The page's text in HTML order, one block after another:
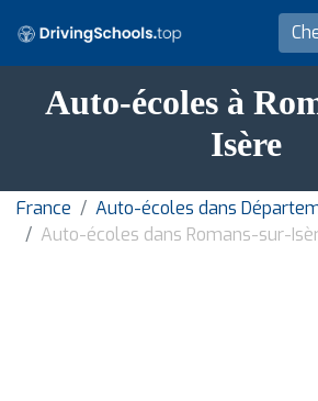
Auto-écoles à
Isère
France
Auto-écoles dans
Auto-écoles dans Romans-sur-